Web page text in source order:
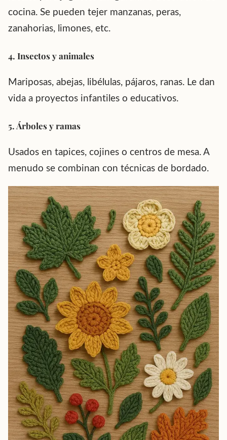
cocina. Se pueden tejer manzanas, peras,
zanahorias, limones, etc.
4. Insectos y animales
Mariposas, abejas, libélulas, pájaros, ranas. Le dan
vida a proyectos infantiles o educativos.
5. Árboles y ramas
Usados en tapices, cojines o centros de mesa. A
menudo se combinan con técnicas de bordado.